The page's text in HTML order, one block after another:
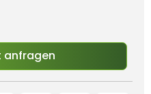
anfragen